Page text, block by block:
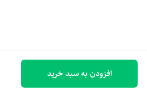
افزودن به سبد خرید